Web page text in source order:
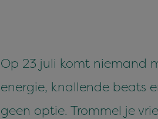
Op 23 juli komt niemand
energie, knallende beats
geen optie. Trommel je